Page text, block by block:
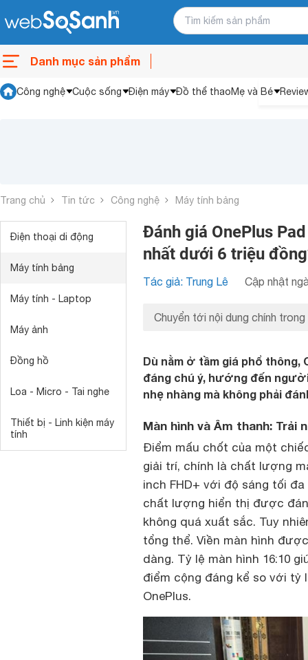
Danh mục sản phẩm
Công nghệ Cuộc sống Điện máy Đồ thể thaoMẹ và Bé
Trang chủ Tin tức Công nghệ Máy tính bảng
Điện thoại di động
Máy tính bảng
Máy tính - Laptop
Máy ảnh
Đồng hồ
Loa - Micro - Tai nghe
Thiết bị - Linh kiện máy
tính
Đánh giá OnePlus
nhất dưới 6 triệu
Tác giả: Trung Lê Cập nhật
Chuyển tới nội dung chính trong
Dù nằm ở tầm giá phổ
đáng chú ý, hướng đến
nhẹ nhàng mà không phải
Màn hình và Âm thanh:
Điểm mấu chốt của một
giải trí, chính là chất lượng
inch FHD+ với độ sáng tối
chất lượng hiển thị được
không quá xuất sắc. Tuy
tổng thể. Viền màn hình
dàng. Tỷ lệ màn hình 16:10
điểm cộng đáng kể so với
OnePlus.